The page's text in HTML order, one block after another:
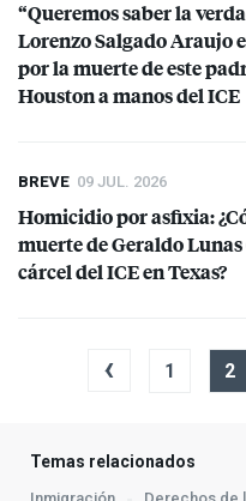
“Queremos saber la
Lorenzo Salgado Araujo
por la muerte de este
Houston a manos delICE
BREVE 09 JUL. 2026
Homicidio por asfixia:
muerte de Geraldo
cárcel delICEen Texas?
‹ 1 2
Temas relacionados